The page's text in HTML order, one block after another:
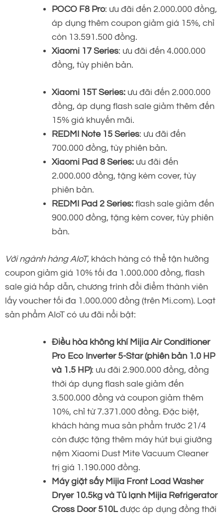
POCO F8 Pro: ưu đãi đến 2.000.000 đồng,
áp dụng thêm coupon giảm giá 15%, chỉ
còn 13.591.500 đồng.
Xiaomi 17 Series: ưu đãi đến 4.000.000
đồng, tùy phiên bản.
Xiaomi 15T Series: ưu đãi đến 2.000.000
đồng, áp dụng flash sale giảm thêm đến
15% giá khuyến mãi.
REDMI Note 15 Series: ưu đãi đến
700.000 đồng, tùy phiên bản.
Xiaomi Pad 8 Series: ưu đãi đến
2.000.000 đồng, tặng kèm cover, tùy
phiên bản.
REDMI Pad 2 Series: flash sale giảm đến
900.000 đồng, tặng kèm cover, tùy phiên
bản.
Với ngành hàng AIoT, khách hàng có thể tận hưởng
coupon giảm giá 10% tối đa 1.000.000 đồng, flash
sale giá hấp dẫn, chương trình đổi điểm thành viên
lấy voucher tối đa 1.000.000 đồng (trên Mi.com). Loạt
sản phẩm AIoT có ưu đãi nổi bật:
Điều hòa không khí Mijia Air Conditioner
Pro Eco Inverter 5-Star (phiên bản 1.0 HP
và 1.5 HP): ưu đãi 2.900.000 đồng, đồng
thời áp dụng flash sale giảm đến
3.500.000 đồng và coupon giảm thêm
10%, chỉ từ 7.371.000 đồng. Đặc biệt,
khách hàng mua sản phẩm trước 21/4
còn được tặng thêm máy hút bụi giường
nệm Xiaomi Dust Mite Vacuum Cleaner
trị giá 1.190.000 đồng.
Máy giặt sấy Mijia Front Load Washer
Dryer 10.5kg và Tủ lạnh Mijia Refrigerator
Cross Door 510L được áp dụng đồng thời